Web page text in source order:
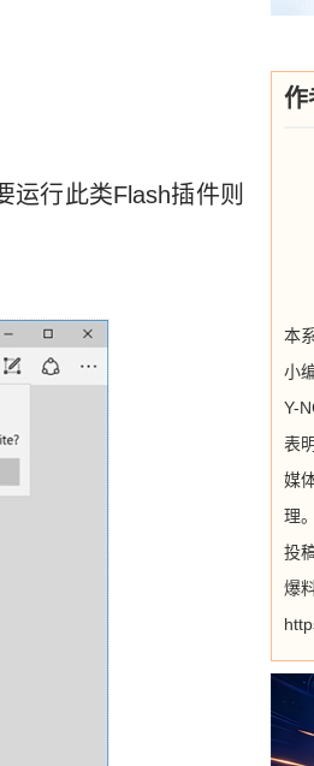
运行此类Flash插件则
作
本
小
Y-
表
媒
理。
投
爆